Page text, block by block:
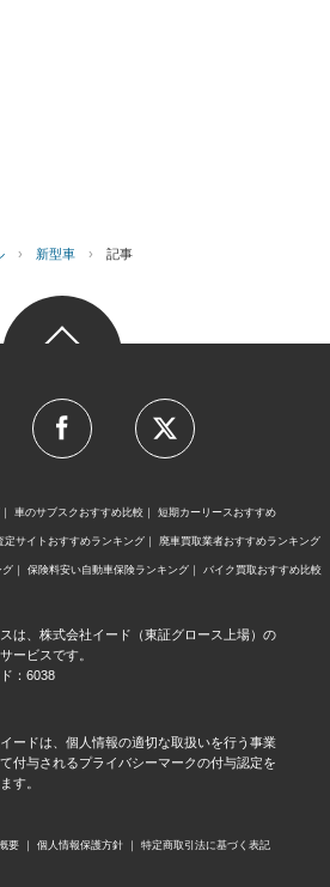
› 新型車 › 記事
車のサブスクおすすめ比較 短期カーリースおすすめ
定サイトおすすめランキング 廃車買取業者おすすめランキング
グ 保険料安い自動車保険ランキング バイク買取おすすめ比較
は、株式会社イード（東証グロース上場）の
ービスです。
：6038
ードは、個人情報の適切な取扱いを行う事業
付与されるプライバシーマークの付与認定を
す。
要 個人情報保護方針 特定商取引法に基づく表記